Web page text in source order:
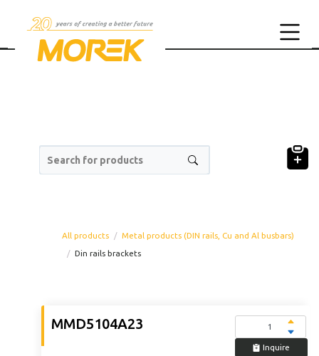
Search for products
All products
Metal products (DIN rails, Cu and Al busbars)
Din rails brackets
MMD5104A23
Inquire